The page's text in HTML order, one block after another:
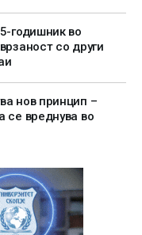
годишник во
со други
нов принцип –
се вреднува во